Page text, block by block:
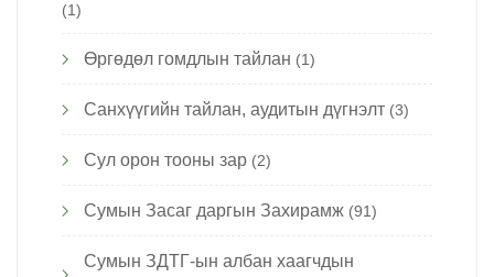
(1)
Өргөдөл гомдлын тайлан (1)
Санхүүгийн тайлан, аудитын дүгнэлт (3)
Сул орон тооны зар (2)
Сумын Засаг даргын Захирамж (91)
Сумын ЗДТГ-ын албан хаагчдын